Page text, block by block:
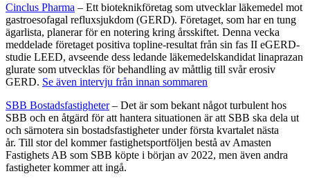
Cinclus Pharma – Ett bioteknikföretag som utvecklar läkemedel mot
gastroesofagal refluxsjukdom (GERD). Företaget, som har en tung
ägarlista, planerar för en notering kring årsskiftet. Denna vecka
meddelade företaget positiva topline-resultat från sin fas II eGERD-
studie LEED, avseende dess ledande läkemedelskandidat linaprazan
glurate som utvecklas för behandling av måttlig till svår erosiv
GERD. Se även intervju från innan sommaren
SBB Bostadsfastigheter– Det är som bekant något turbulent hos
SBB och en åtgärd för att hantera situationen är att SBB ska dela ut
och särnotera sin bostadsfastigheter under första kvartalet nästa
år. Till stor del kommer fastighetsportföljen bestå av Amasten
Fastighets AB som SBB köpte i början av 2022, men även andra
fastigheter kommer att ingå.